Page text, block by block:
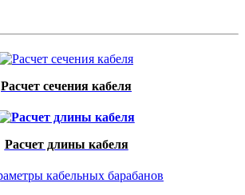
Расчет сечения кабеля
Расчет длины кабеля